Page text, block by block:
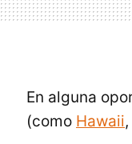
En alguna
(como Hawaii